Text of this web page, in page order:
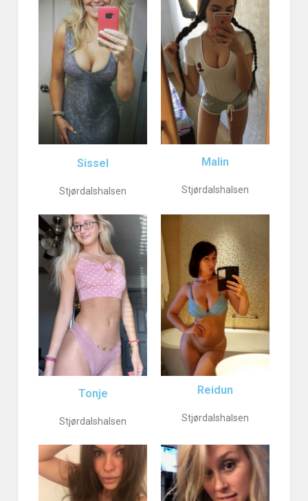
Sissel
Stjørdalshalsen
Malin
Stjørdalshalsen
Tonje
Stjørdalshalsen
Reidun
Stjørdalshalsen